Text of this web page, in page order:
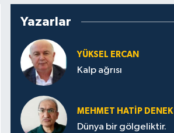
Yazarlar
YÜKSEL ERCAN
Kalp ağrısı
MEHMET HATİP DENEK
Dünya bir gölgeliktir.